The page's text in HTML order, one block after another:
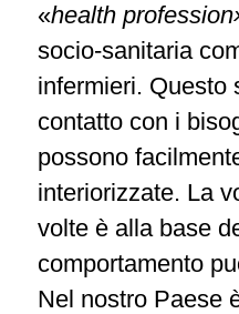
«health
socio-sanitaria
infermieri. Questo
contatto con i
possono
interiorizzate. La
volte è alla base
comportamento
Nel nostro Paese